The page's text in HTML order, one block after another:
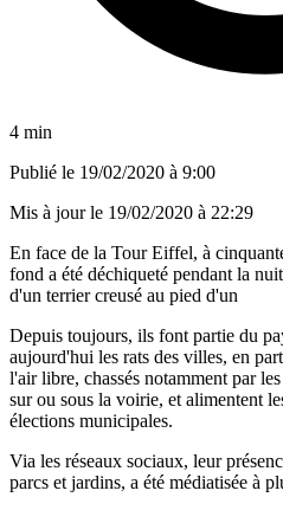
4 min
Publié le 19/02/2020 à 9:00
Mis à jour le 19/02/2020 à 22:29
En face de la Tour Eiffel, à
fond a été déchiqueté pendant la
d'un terrier creusé au pied d'un
Depuis toujours, ils font partie du
aujourd'hui les rats des villes, en
l'air libre, chassés notamment par
sur ou sous la voirie, et alimentent
élections municipales.
Via les réseaux sociaux, leur
parcs et jardins, a été médiatisée à